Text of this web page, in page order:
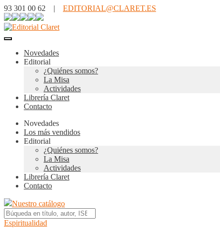
93 301 00 62 | EDITORIAL@CLARET.ES
Novedades
Editorial
¿Quiénes somos?
La Misa
Actividades
Librería Claret
Contacto
Novedades
Los más vendidos
Editorial
¿Quiénes somos?
La Misa
Actividades
Librería Claret
Contacto
Nuestro catálogo
Espiritualidad